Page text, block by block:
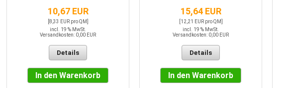
10,67 EUR
[8,33 EUR pro QM]
incl. 19 % MwSt.
Versandkosten: 0,00 EUR
Details
In den Warenkorb
15,64 EUR
[12,21 EUR pro QM]
incl. 19 % MwSt.
Versandkosten: 0,00 EUR
Details
In den Warenkorb